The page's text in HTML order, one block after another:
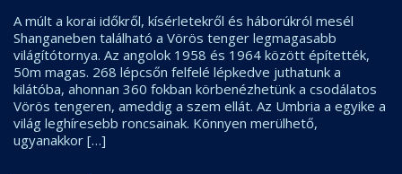
A múlt a korai időkről, kísérletekről és háborúkról mesél
Shanganeben található a Vörös tenger legmagasabb
világítótornya. Az angolok 1958 és 1964 között építették,
50m magas. 268 lépcsőn felfelé lépkedve juthatunk a
kilátóba, ahonnan 360 fokban körbenézhetünk a csodálatos
Vörös tengeren, ameddig a szem ellát. Az Umbria a egyike a
világ leghíresebb roncsainak. Könnyen merülhető,
ugyanakkor […]